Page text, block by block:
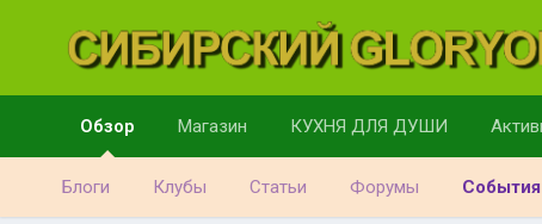
Обзор
Блоги Клубы Статьи Форумы События
Магазин КУХНЯ ДЛЯ ДУШИ